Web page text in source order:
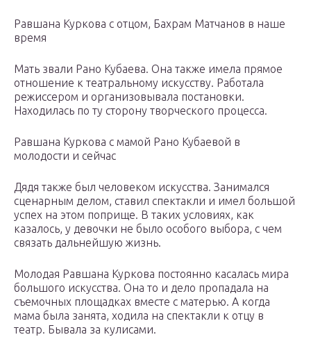
Равшана Куркова с отцом, Бахрам Матчанов в наше
время
Мать звали Рано Кубаева. Она также имела прямое
отношение к театральному искусству. Работала
режиссером и организовывала постановки.
Находилась по ту сторону творческого процесса.
Равшана Куркова с мамой Рано Кубаевой в
молодости и сейчас
Дядя также был человеком искусства. Занимался
сценарным делом, ставил спектакли и имел большой
успех на этом поприще. В таких условиях, как
казалось, у девочки не было особого выбора, с чем
связать дальнейшую жизнь.
Молодая Равшана Куркова постоянно касалась мира
большого искусства. Она то и дело пропадала на
съемочных площадках вместе с матерью. А когда
мама была занята, ходила на спектакли к отцу в
театр. Бывала за кулисами.